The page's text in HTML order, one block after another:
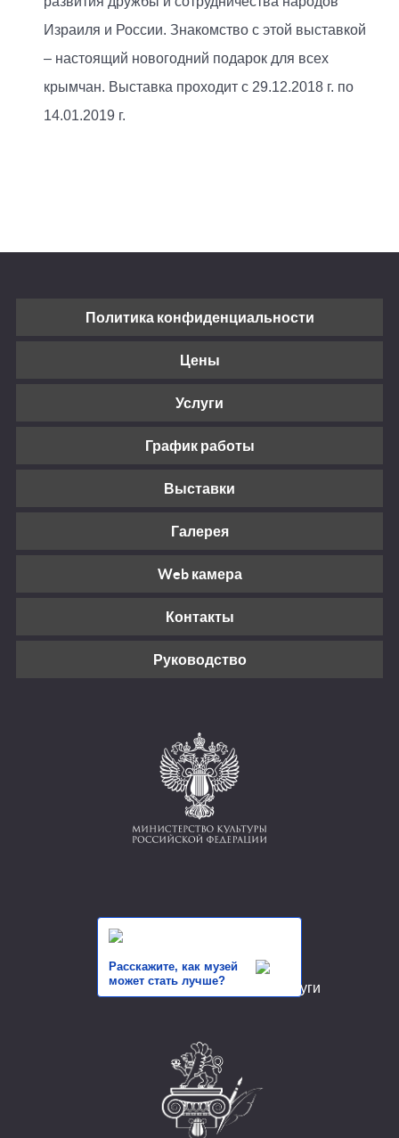
Израиля и России. Знакомство с этой выставкой
– настоящий новогодний подарок для всех
крымчан. Выставка проходит с 29.12.2018 г. по
14.01.2019 г.
Политика конфиденциальности
Цены
Услуги
График работы
Выставки
Галерея
Web камера
Контакты
Руководство
Расскажите, как музей
может стать лучше?